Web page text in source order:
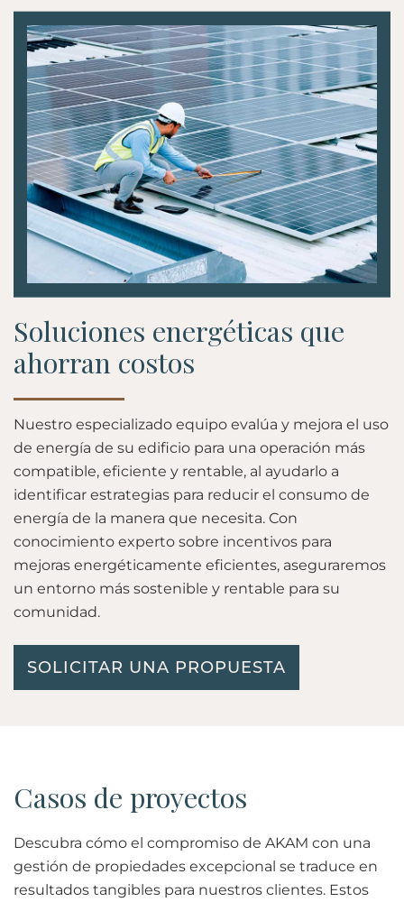
Soluciones energéticas que
ahorran costos
Nuestro especializado equipo evalúa y mejora el uso
de energía de su edificio para una operación más
compatible, eficiente y rentable, al ayudarlo a
identificar estrategias para reducir el consumo de
energía de la manera que necesita. Con
conocimiento experto sobre incentivos para
mejoras energéticamente eficientes, aseguraremos
un entorno más sostenible y rentable para su
comunidad.
SOLICITAR UNA PROPUESTA
Casos de proyectos
Descubra cómo el compromiso de AKAM con una
gestión de propiedades excepcional se traduce en
resultados tangibles para nuestros clientes. Estos